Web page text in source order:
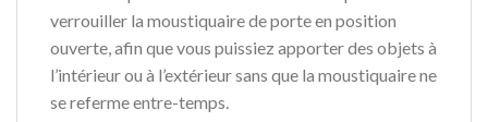
verrouiller la moustiquaire de porte en position
ouverte, afin que vous puissiez apporter des objets à
l’intérieur ou à l’extérieur sans que la moustiquaire ne
se referme entre-temps.